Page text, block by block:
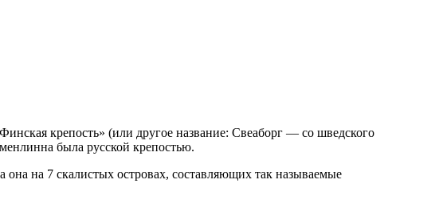
крепость» (или другое название: Свеаборг — со шведского
была русской крепостью.
на 7 скалистых островах, составляющих так называемые